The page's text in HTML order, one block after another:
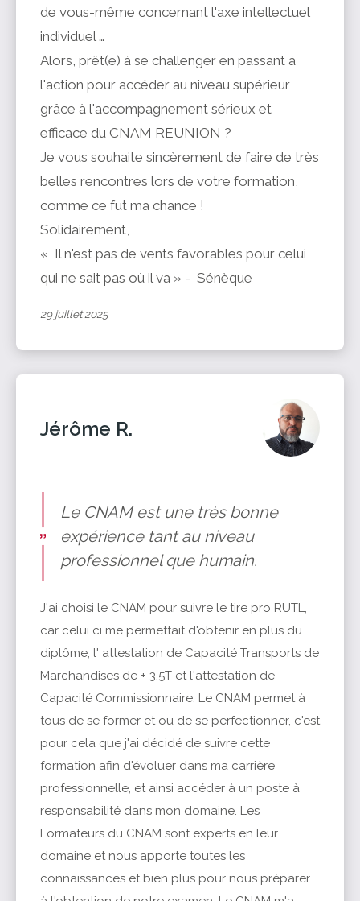
de vous-même concernant l'axe intellectuel
individuel …
Alors, prêt(e) à se challenger en passant à
l'action pour accéder au niveau supérieur
grâce à l'accompagnement sérieux et
efficace du CNAM REUNION ?
Je vous souhaite sincèrement de faire de très
belles rencontres lors de votre formation,
comme ce fut ma chance !
Solidairement,
« Il n'est pas de vents favorables pour celui
qui ne sait pas où il va » - Sénèque
29 juillet 2025
Jérôme R.
Le CNAM est une très bonne
expérience tant au niveau
professionnel que humain.
J'ai choisi le CNAM pour suivre le tire pro RUTL,
car celui ci me permettait d'obtenir en plus du
diplôme, l' attestation de Capacité Transports de
Marchandises de + 3,5T et l'attestation de
Capacité Commissionnaire. Le CNAM permet à
tous de se former et ou de se perfectionner, c'est
pour cela que j'ai décidé de suivre cette
formation afin d'évoluer dans ma carrière
professionnelle, et ainsi accéder à un poste à
responsabilité dans mon domaine. Les
Formateurs du CNAM sont experts en leur
domaine et nous apporte toutes les
connaissances et bien plus pour nous préparer